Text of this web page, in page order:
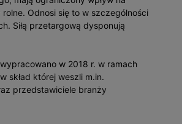
Odnosi się to w szczególności
Siłą przetargową dysponują
w 2018 r. w ramach
skład której weszli m.in.
przedstawiciele branży